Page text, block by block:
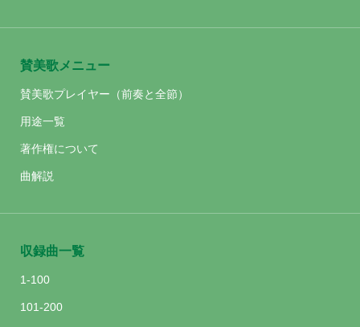
賛美歌メニュー
賛美歌プレイヤー（前奏と全節）
用途一覧
著作権について
曲解説
収録曲一覧
1-100
101-200